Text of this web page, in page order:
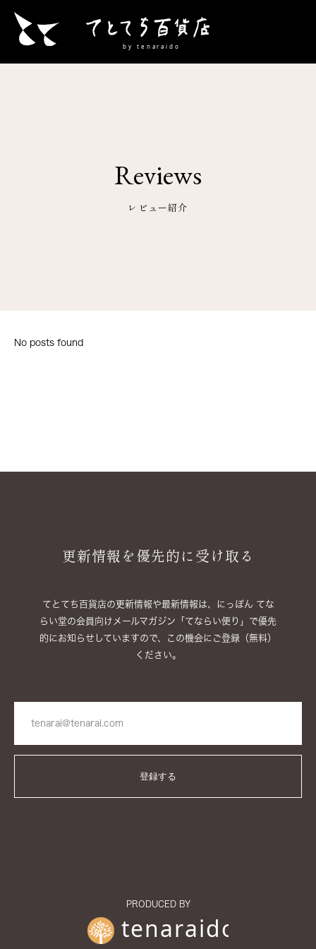
Reviews
レビュー紹介
No posts found
更新情報を優先的に受け取る
てとてち百貨店の更新情報や最新情報は、にっぽん てな
らい堂の会員向けメールマガジン「てならい便り」で優先
的にお知らせしていますので、この機会にご登録（無料）
ください。
PRODUCED BY